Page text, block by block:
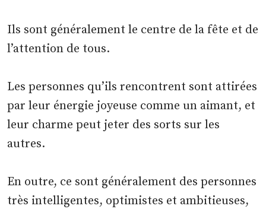
Ils sont généralement le centre de la fête et de
l’attention de tous.
Les personnes qu’ils rencontrent sont attirées
par leur énergie joyeuse comme un aimant, et
leur charme peut jeter des sorts sur les
autres.
En outre, ce sont généralement des personnes
très intelligentes, optimistes et ambitieuses,